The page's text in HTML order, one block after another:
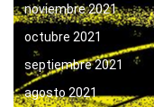
noviembre 2021
octubre 2021
septiembre 2021
agosto 2021